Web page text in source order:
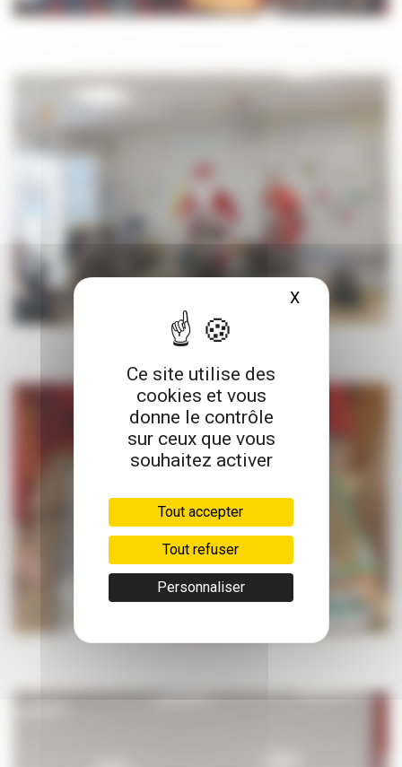
Ce site utilise des
cookies et vous
donne le contrôle
sur ceux que vous
souhaitez activer
Tout accepter
Tout refuser
Personnaliser
XMasquer le